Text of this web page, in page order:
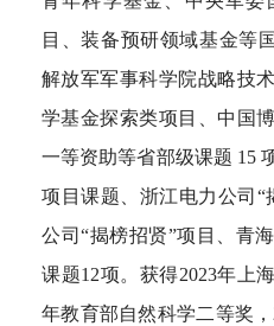
目、装备预研领域基金等
解放军军事科学院战略技
学基金探索类项目、中国
一等资助等省部级课题 15
项目课题、浙江电力公司“
公司“揭榜招贤”项目、青
课题12项。获得2023年上
年教育部自然科学二等奖